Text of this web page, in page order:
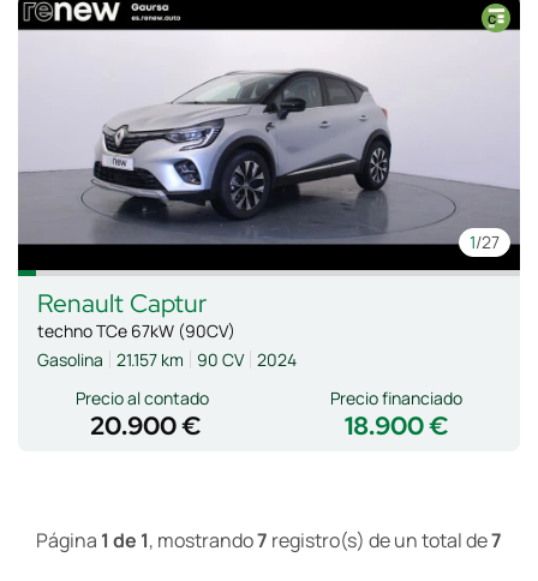
1/27
Renault Captur
techno TCe 67kW (90CV)
Gasolina
21.157 km 90 CV 2024
Precio al contado
20.900 € 18.900 €
Precio financiado
Página 1 de 1, mostrando7 registro(s) de un total de7